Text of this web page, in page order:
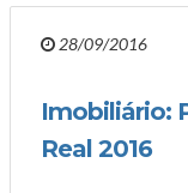
28/09/2016
Imobiliário:
Real 2016